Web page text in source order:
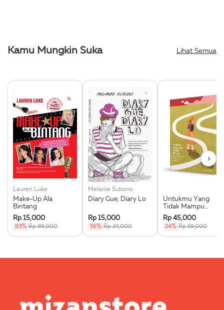
Kamu Mungkin Suka Lihat Semua
Lauren Luke
Make-Up Ala
Bintang
Rp 15,000
83% Rp 89,000
Melanie Subono
Diary Gue, Diary Lo
Rp 15,000
56% Rp 34,000
Untukmu Yang
Tidak Mampu
Berbagi
Rp 45,000
24% Rp 59,000
›